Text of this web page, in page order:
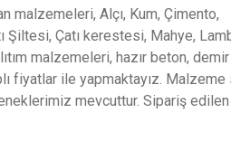
malzemeleri, Alçı, Kum, Çimento,
Şiltesi, Çatı kerestesi, Mahye,
malzemeleri, hazır beton,
fiyatlar ile yapmaktayız. Malzeme
mevcuttur. Sipariş